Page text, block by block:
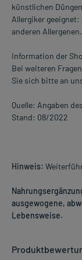
künstlichen
Allergiker
anderen Allergenen.
Information der
Bei weiteren
Sie sich bitte an
Quelle: Angaben
Stand: 08/2022
Hinweis:
ausgewogene,
Lebensweise.